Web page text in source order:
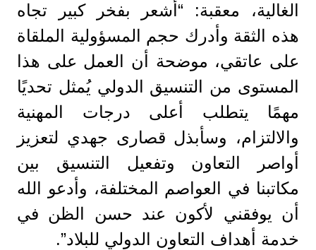
الغالية، معقبة: “أشعر بفخر كبير تجاه
هذه الثقة وأدرك حجم المسؤولية الملقاة
على عاتقي، موضحة أن العمل على هذا
المستوى من التنسيق الدولي يُمثل تحديًا
مهمًا يتطلب أعلى درجات المهنية
والالتزام، وسأبذل قصارى جهدي لتعزيز
أواصر التعاون وتفعيل التنسيق بين
مكاتبنا في العواصم المختلفة، وأدعو الله
أن يوفقني لأكون عند حسن الظن في
خدمة أهداف التعاون الدولي للبلاد”.